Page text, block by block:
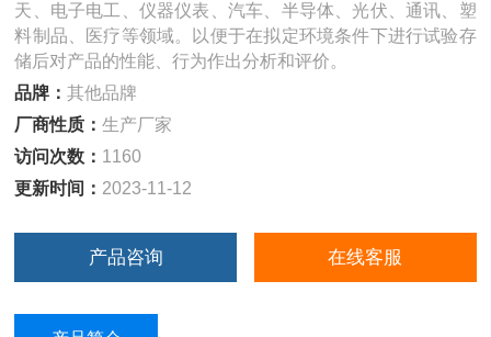
天、电子电工、仪器仪表、汽车、半导体、光伏、通讯、塑
料制品、医疗等领域。以便于在拟定环境条件下进行试验存
储后对产品的性能、行为作出分析和评价。
品牌：其他品牌
厂商性质：生产厂家
访问次数： 1160
更新时间： 2023-11-12
产品咨询 在线客服